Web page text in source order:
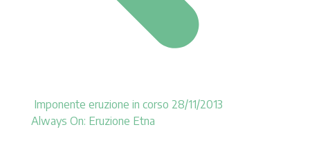
Imponente eruzione in corso 28/11/2013
Always On: Eruzione Etna